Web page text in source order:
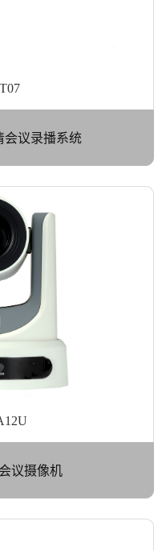
会议录播系统
议摄像机